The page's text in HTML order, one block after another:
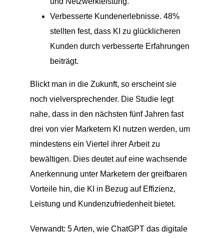
Verbesserte Kundenerlebnisse. 48%
stellten fest, dass KI zu glücklicheren
Kunden durch verbesserte Erfahrungen
beiträgt.
Blickt man in die Zukunft, so erscheint sie
noch vielversprechender. Die Studie legt
nahe, dass in den nächsten fünf Jahren fast
drei von vier Marketern KI nutzen werden, um
mindestens ein Viertel ihrer Arbeit zu
bewältigen. Dies deutet auf eine wachsende
Anerkennung unter Marketern der greifbaren
Vorteile hin, die KI in Bezug auf Effizienz,
Leistung und Kundenzufriedenheit bietet.
Verwandt: 5 Arten, wie ChatGPT das digitale